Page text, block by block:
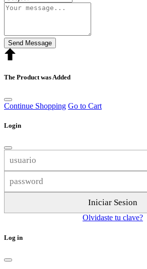
Send Message
The Product was Added
Continue Shopping Go to Cart
Login
Olvidaste tu clave?
Log in